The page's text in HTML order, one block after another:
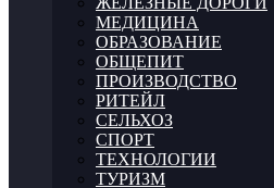
МЕДИЦИНА
ОБРАЗОВАНИЕ
ОБЩЕПИТ
ПРОИЗВОДСТВО
РИТЕЙЛ
СЕЛЬХОЗ
СПОРТ
ТЕХНОЛОГИИ
ТУРИЗМ